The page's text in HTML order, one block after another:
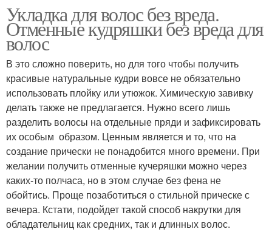
Укладка для волос без вреда.
Отменные кудряшки без вреда для
волос
В это сложно поверить, но для того чтобы получить
красивые натуральные кудри вовсе не обязательно
использовать плойку или утюжок. Химическую завивку
делать также не предлагается. Нужно всего лишь
разделить волосы на отдельные пряди и зафиксировать
их особым образом. Ценным является и то, что на
создание прически не понадобится много времени. При
желании получить отменные кучеряшки можно через
каких-то полчаса, но в этом случае без фена не
обойтись. Проще позаботиться о стильной прическе с
вечера. Кстати, подойдет такой способ накрутки для
обладательниц как средних, так и длинных волос.